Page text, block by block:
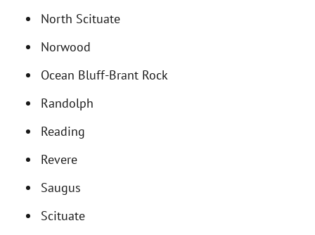
North Scituate
Norwood
Ocean Bluff-Brant Rock
Randolph
Reading
Revere
Saugus
Scituate